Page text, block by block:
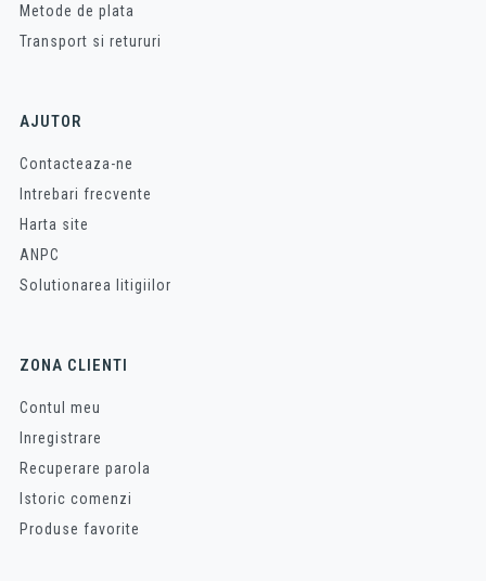
Metode de plata
Transport si retururi
AJUTOR
Contacteaza-ne
Intrebari frecvente
Harta site
ANPC
Solutionarea litigiilor
ZONA CLIENTI
Contul meu
Inregistrare
Recuperare parola
Istoric comenzi
Produse favorite